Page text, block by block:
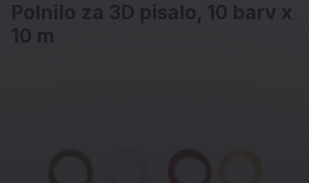
Polnilo za 3D pisalo, 10 barv x
10 m